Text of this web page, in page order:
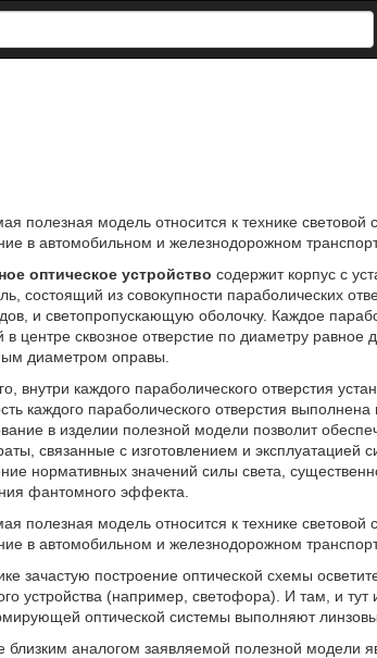
полезная модель относится к технике
в автомобильном и железнодорожном
оптическое устройство содержит корпус с
состоящий из совокупности параболических
и светопропускающую оболочку. Каждое
центре сквозное отверстие по диаметру равное
диаметром оправы.
внутри каждого параболического отверстия
каждого параболического отверстия
в изделии полезной модели позволит
связанные с изготовлением и эксплуатацией
нормативных значений силы света,
фантомного эффекта.
полезная модель относится к технике
в автомобильном и железнодорожном
зачастую построение оптической схемы
устройства (например, светофора). И там, и тут
оптической системы выполняют
близким аналогом заявляемой полезной модели